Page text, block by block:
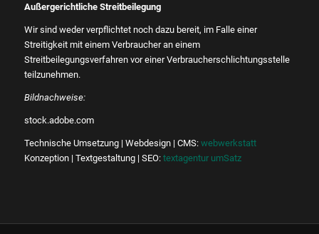
Außergerichtliche Streitbeilegung
Wir sind weder verpflichtet noch dazu bereit, im Falle einer
Streitigkeit mit einem Verbraucher an einem
Streitbeilegungsverfahren vor einer Verbraucherschlichtungsstelle
teilzunehmen.
Bildnachweise:
stock.adobe.com
Technische Umsetzung | Webdesign | CMS: webwerkstatt
Konzeption | Textgestaltung | SEO: textagentur umSatz